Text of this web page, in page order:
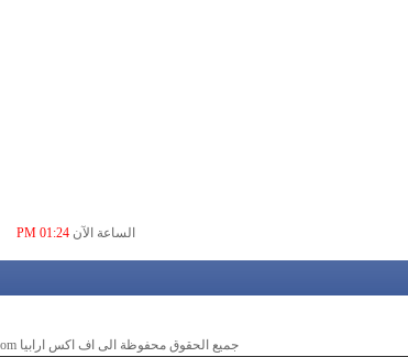
الساعة الآن 01:24 PM
جميع الحقوق محفوظة الى اف اكس ارابيا www.fx-arabia.com